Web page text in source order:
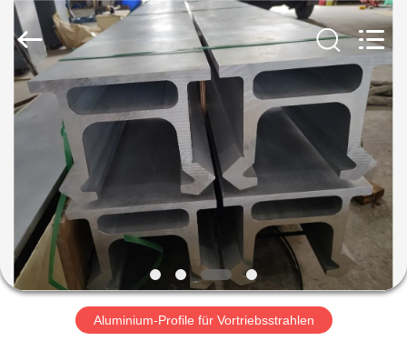
HAUS
PRODUKTE
ÜBER
UNS
FABRIK-
AUSFLUG
Aluminum
Material
Co.,
Ltd..
Rights
Reserved.
Aluminium-Profile für Vortriebsstrahlen